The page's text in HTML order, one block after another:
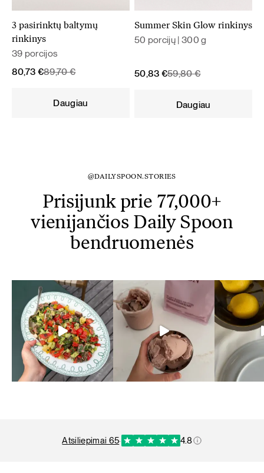
3 pasirinktų baltymų
rinkinys
39 porcijos
89,70€
Original
80,73 €
Current
Daugiau
Summer Skin Glow rinkinys
50 porcijų | 300 g
59,80€
Original
50,83 €
Current
Daugiau
@DAILYSPOON.STORIES
Prisijunk prie 77,000+
vienijančios Daily Spoon
bendruomenės
atsiliepimai 65· 4.8